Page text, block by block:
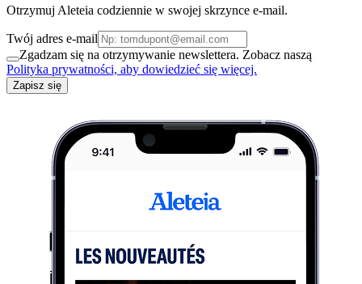
Otrzymuj Aleteia codziennie w swojej skrzynce e-mail.
Twój adres e-mail
Zgadzam się na otrzymywanie newslettera. Zobacz naszą
Polityka prywatności, aby dowiedzieć się więcej.
Zapisz się